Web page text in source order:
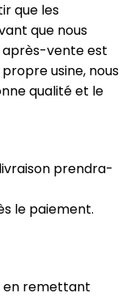
que les
que nous
après-vente est
usine, nous
qualité et le
prendra-
le paiement.
en remettant